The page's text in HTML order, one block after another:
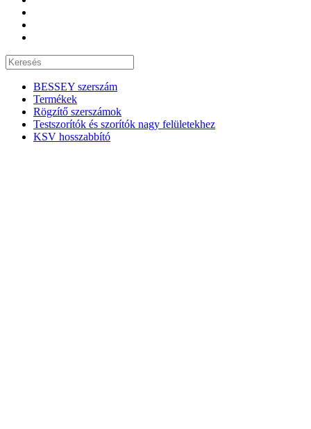
BESSEY szerszám
Termékek
Rögzítő szerszámok
Testszorítók és szorítók nagy felületekhez
KSV hosszabbító